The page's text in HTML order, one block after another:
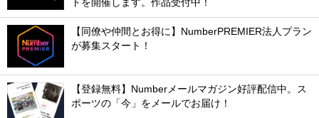
トを開催します。作品受付中！
【同僚や仲間とお得に】NumberPREMIER法人プラン
が募集スタート！
【登録無料】Numberメールマガジン好評配信中。ス
ポーツの「今」をメールでお届け！